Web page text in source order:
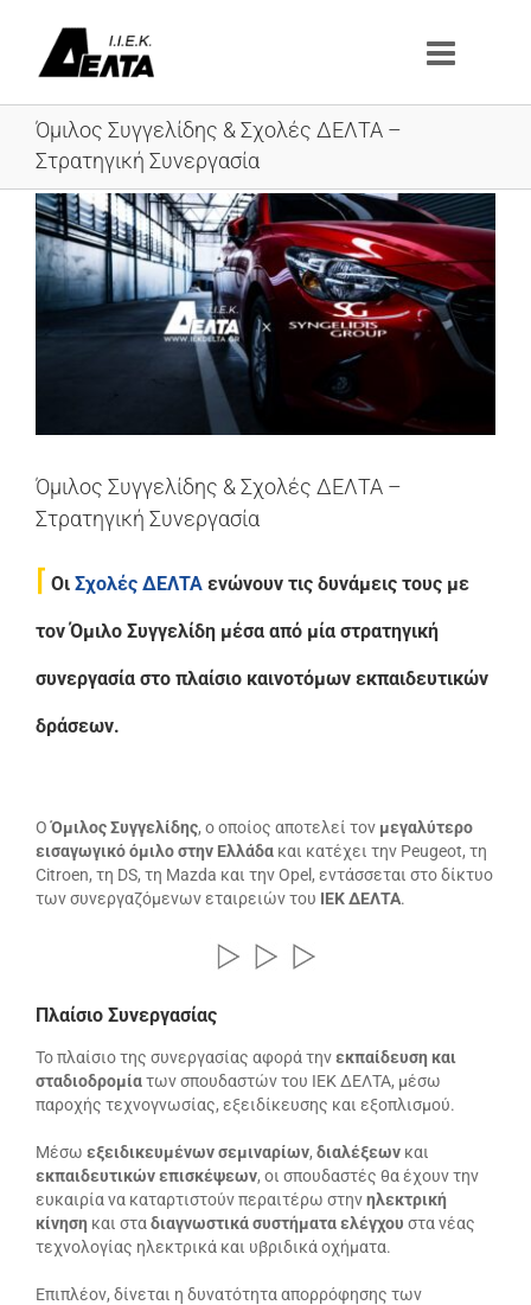
περιεχόμενο
Όμιλος Συγγελίδης & Σχολές ΔΕΛΤΑ –
Στρατηγική Συνεργασία
Προβολή
μεγαλύτερης
εικόνας
Όμιλος Συγγελίδης & Σχολές ΔΕΛΤΑ –
Στρατηγική Συνεργασία
⌈ Οι Σχολές ΔΕΛΤΑ ενώνουν τις δυνάμεις τους με
τον Όμιλο Συγγελίδη μέσα από μία στρατηγική
συνεργασία στο πλαίσιο καινοτόμων εκπαιδευτικών
δράσεων.
ΟΌμιλος Συγγελίδης, ο οποίος αποτελεί τον μεγαλύτερο
εισαγωγικό όμιλο στην Ελλάδα και κατέχει την Peugeot, τη
Citroen, τη DS, τη Mazda και την Opel, εντάσσεται στο δίκτυο
των συνεργαζόμενων εταιρειών του ΙΕΚ ΔΕΛΤΑ.
Πλαίσιο Συνεργασίας
Το πλαίσιο της συνεργασίας αφορά τηνεκπαίδευση και
σταδιοδρομίατων σπουδαστών του ΙΕΚ ΔΕΛΤΑ, μέσω
παροχής τεχνογνωσίας, εξειδίκευσης και εξοπλισμού.
Μέσω εξειδικευμένων σεμιναρίων, διαλέξεων και
εκπαιδευτικών επισκέψεων, οι σπουδαστές θα έχουν την
ευκαιρία να καταρτιστούν περαιτέρω στηνηλεκτρική
κίνηση και στα διαγνωστικά συστήματα ελέγχου στα νέας
τεχνολογίας ηλεκτρικά και υβριδικά οχήματα.
Επιπλέον, δίνεται η δυνατότητα απορρόφησης των